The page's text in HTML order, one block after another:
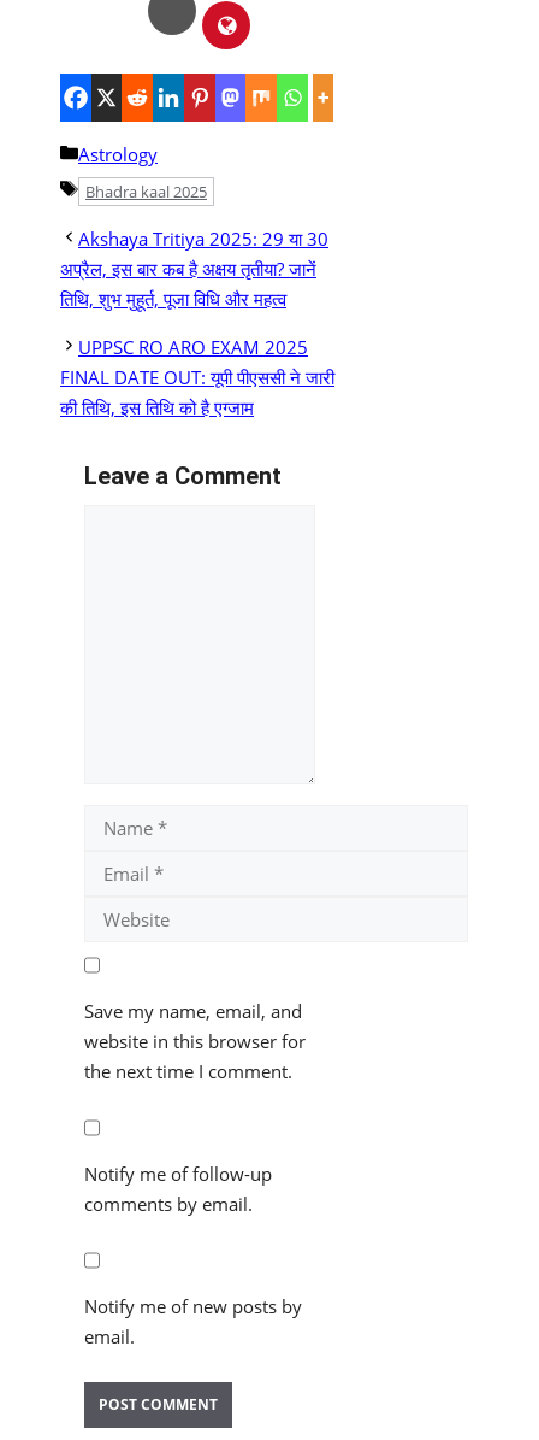
Categories
Astrology
Tags
Bhadra kaal 2025
Akshaya Tritiya 2025: 29 या 30
अप्रैल, इस बार कब है अक्षय तृतीया? जानें
तिथि, शुभ मुहूर्त, पूजा विधि और महत्व
UPPSC RO ARO EXAM 2025
FINAL DATE OUT: यूपी पीएससी ने जारी
की तिथि, इस तिथि को है एग्जाम
Leave a Comment
Name
Email
Website
Save my name, email, and
website in this browser for
the next time I comment.
Notify me of follow-up
comments by email.
Notify me of new posts by
email.